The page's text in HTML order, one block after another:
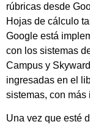
rúbricas desde
Hojas de cálculo
Google está
con los sistemas
Campus y
ingresadas en el
sistemas, con más
Una vez que esté